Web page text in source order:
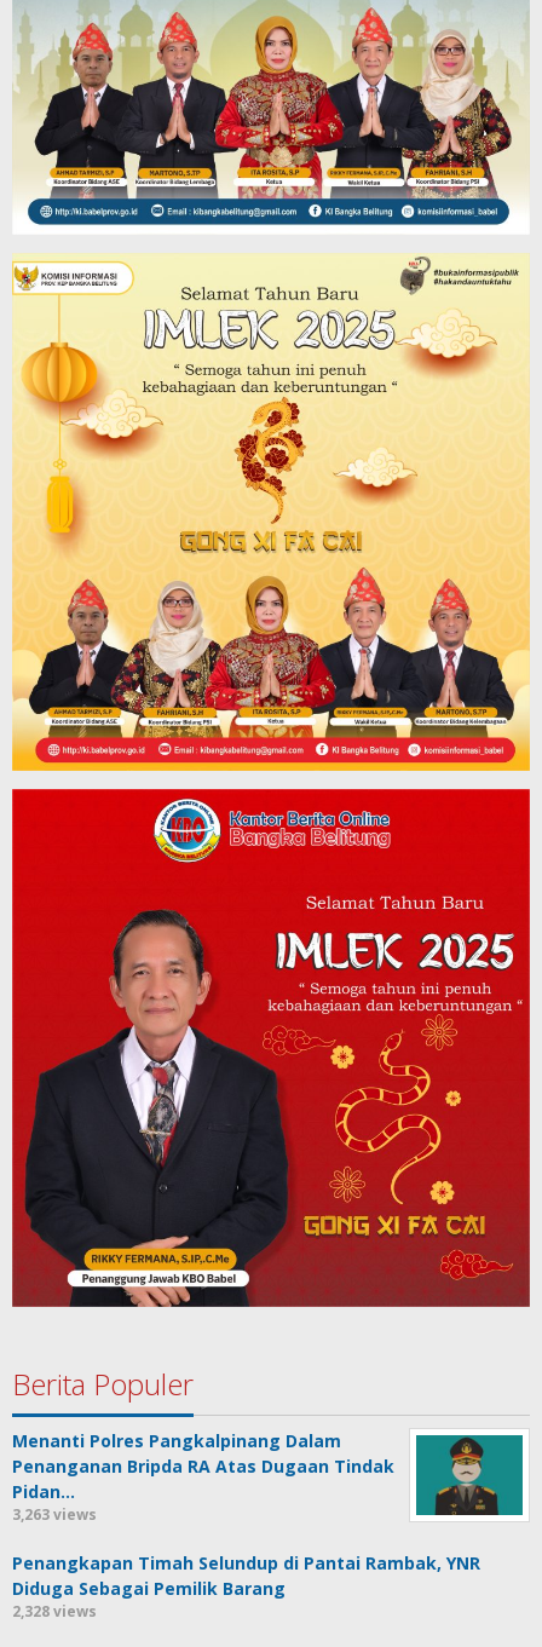
Berita Populer
Menanti Polres Pangkalpinang Dalam
Penanganan Bripda RA Atas Dugaan Tindak
Pidan…
3,263 views
Penangkapan Timah Selundup di Pantai Rambak, YNR
Diduga Sebagai Pemilik Barang
2,328 views